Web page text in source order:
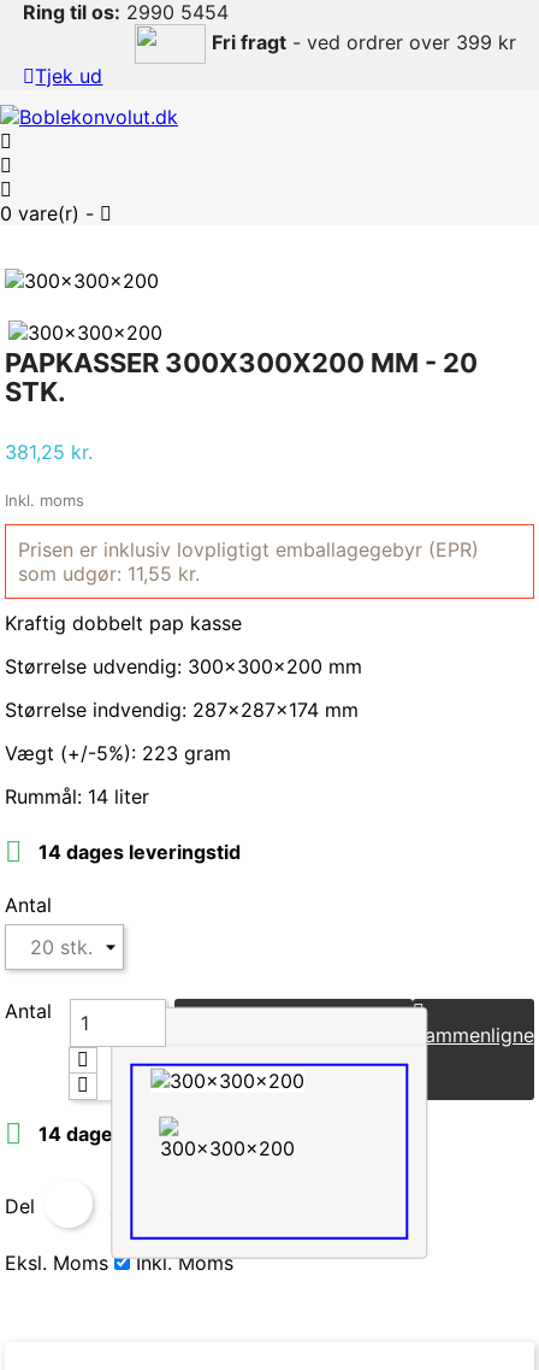
Ring til os: 2990 5454
Fri fragt- ved ordrer over 399 kr
Tjek ud
0 vare(r) -
PAPKASSER 300X300X200 MM - 20
STK.
381,25 kr.
Inkl. moms
Prisen er inklusiv lovpligtigt emballagegebyr (EPR)
som udgør: 11,55 kr.
Kraftig dobbelt pap kasse
Størrelse udvendig: 300x300x200 mm
Størrelse indvendig: 287x287x174 mm
Vægt (+/-5%): 223 gram
Rummål: 14 liter
 14 dages leveringstid
Antal
Antal
Sammenligne
 14 dages leveringstid
Del
Eksl. Moms Inkl. Moms